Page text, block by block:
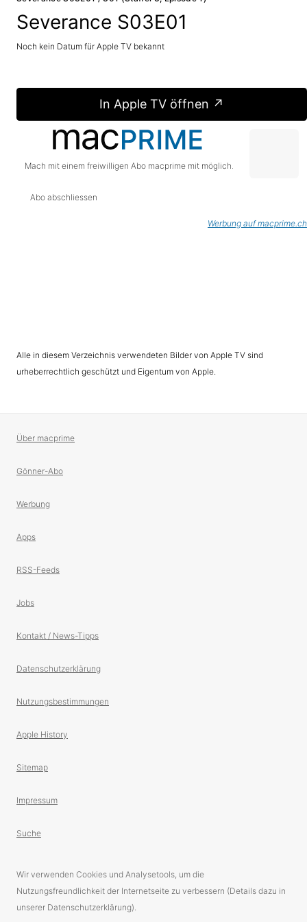
Severance S03E01
Noch kein Datum für Apple TV bekannt
In Apple TV öffnen ↗
Mach mit einem freiwilligen Abo macprime mit möglich.
Abo abschliessen
Werbung auf macprime.ch
Alle in diesem Verzeichnis verwendeten Bilder von Apple TV sind
urheberrechtlich geschützt und Eigentum von Apple.
Über macprime
Gönner-Abo
Werbung
Apps
RSS-Feeds
Jobs
Kontakt / News-Tipps
Datenschutzerklärung
Nutzungsbestimmungen
Apple History
Sitemap
Impressum
Suche
Wir verwenden Cookies und Analysetools, um die
Nutzungsfreundlichkeit der Internetseite zu verbessern (Details dazu in
unserer Datenschutzerklärung).